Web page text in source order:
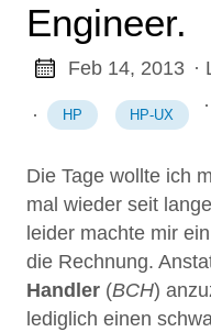
Engineer.
Feb 14, 2013 ·
· HP HP-UX ·
Die Tage wollte ich
mal wieder seit
leider machte mir
die Rechnung.
Handler (BCH)
lediglich einen